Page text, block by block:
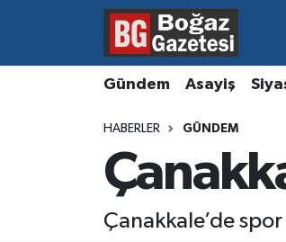
Gündem Asayiş
HABERLER GÜNDEM
Çanakkale’de
Asayiş
Ekonomi
Hava Durumu
Süper Lig Puan Durumu ve Fikstür